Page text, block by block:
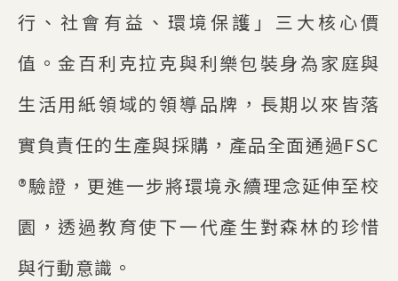
行、社會有益、環境保護」三大核心價
值。金百利克拉克與利樂包裝身為家庭與
生活用紙領域的領導品牌，長期以來皆落
實負責任的生產與採購，產品全面通過FSC
®驗證，更進一步將環境永續理念延伸至校
園，透過教育使下一代產生對森林的珍惜
與行動意識。